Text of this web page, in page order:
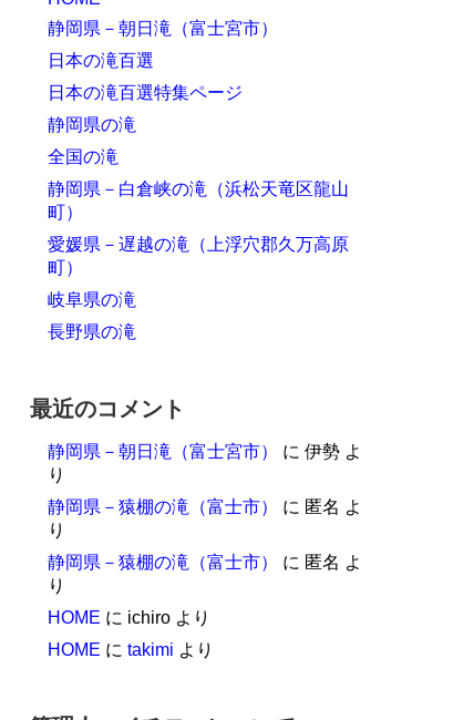
静岡県－朝日滝（富士宮市）
日本の滝百選
日本の滝百選特集ページ
静岡県の滝
全国の滝
静岡県－白倉峡の滝（浜松天竜区龍山
町）
愛媛県－遅越の滝（上浮穴郡久万高原
町）
岐阜県の滝
長野県の滝
最近のコメント
静岡県－朝日滝（富士宮市） に 伊勢 よ
り
静岡県－猿棚の滝（富士市）
に 匿名 よ
り
静岡県－猿棚の滝（富士市）
に 匿名 よ
り
HOME に ichiro より
HOME に takimi より